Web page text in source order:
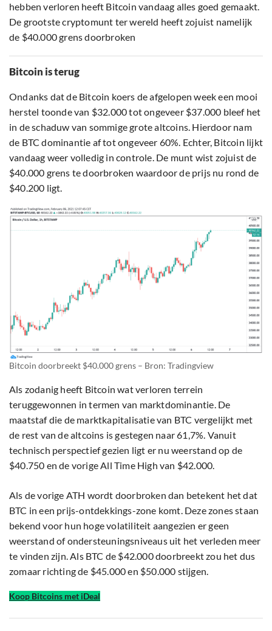
hebben verloren heeft Bitcoin vandaag alles goed gemaakt.
De grootste cryptomunt ter wereld heeft zojuist namelijk
de $40.000 grens doorbroken
Bitcoin is terug
Ondanks dat de Bitcoin koers de afgelopen week een mooi
herstel toonde van $32.000 tot ongeveer $37.000 bleef het
in de schaduw van sommige grote altcoins. Hierdoor nam
de BTC dominantie af tot ongeveer 60%. Echter, Bitcoin lijkt
vandaag weer volledig in controle. De munt wist zojuist de
$40.000 grens te doorbroken waardoor de prijs nu rond de
$40.200 ligt.
Bitcoin doorbreekt $40.000 grens – Bron: Tradingview
Als zodanig heeft Bitcoin wat verloren terrein
teruggewonnen in termen van marktdominantie. De
maatstaf die de marktkapitalisatie van BTC vergelijkt met
de rest van de altcoins is gestegen naar 61,7%. Vanuit
technisch perspectief gezien ligt er nu weerstand op de
$40.750 en de vorige All Time High van $42.000.
Als de vorige ATH wordt doorbroken dan betekent het dat
BTC in een prijs-ontdekkings-zone komt. Deze zones staan
bekend voor hun hoge volatiliteit aangezien er geen
weerstand of ondersteuningsniveaus uit het verleden meer
te vinden zijn. Als BTC de $42.000 doorbreekt zou het dus
zomaar richting de $45.000 en $50.000 stijgen.
Koop Bitcoins met iDeal